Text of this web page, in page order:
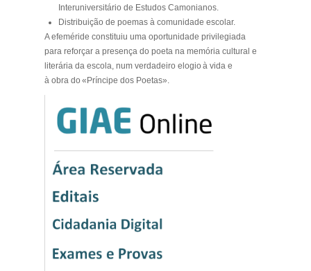
Interuniversitário de Estudos Camonianos.
Distribuição de poemas à comunidade escolar.
A efeméride constituiu uma oportunidade privilegiada
para reforçar a presença do poeta na memória cultural e
literária da escola, num verdadeiro elogio à vida e
à obra do «Príncipe dos Poetas».